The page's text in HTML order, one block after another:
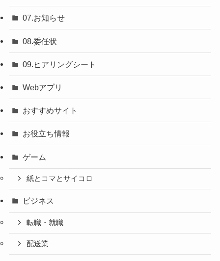
07.お知らせ
08.委任状
09.ヒアリングシート
Webアプリ
おすすめサイト
お役立ち情報
ゲーム
紙とコマとサイコロ
ビジネス
転職・就職
配送業